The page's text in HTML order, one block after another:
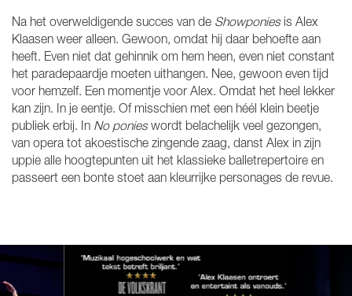
Na het overweldigende succes van de Showponiesis Alex
Klaasen weer alleen. Gewoon, omdat hij daar behoefte aan
heeft. Even niet dat gehinnik om hem heen, even niet constant
het paradepaardje moeten uithangen. Nee, gewoon even tijd
voor hemzelf. Een momentje voor Alex. Omdat het heel lekker
kan zijn. In je eentje. Of misschien met een héél klein beetje
publiek erbij. In No ponieswordt belachelijk veel gezongen,
van opera tot akoestische zingende zaag, danst Alex in zijn
uppie alle hoogtepunten uit het klassieke balletrepertoire en
passeert een bonte stoet aan kleurrijke personages de revue.